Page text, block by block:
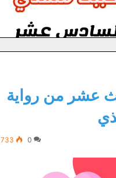
عشر من رواية
0
733